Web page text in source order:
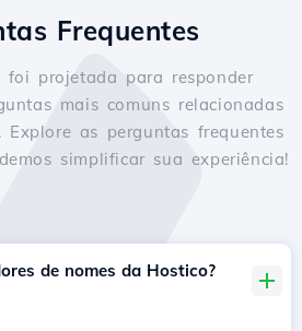
Frequentes
foi projetada para responder
mais comuns relacionadas
Explore as perguntas frequentes
simplificar sua experiência!
de nomes da Hostico?